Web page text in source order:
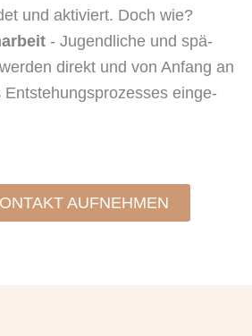
und aktiviert. Doch wie?
- Jugend­liche und spä­
direkt und von Anfang an
Entstehungs­­prozesses ein­ge­
AUFNEHMEN